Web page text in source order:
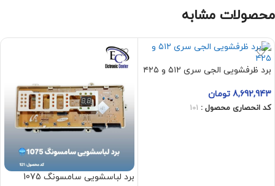
محصولات مشابه
برد ظرفشویی الجی سری ۵۱۲ و ۴۲۵
8,692,943 تومان
کد انحصاری محصول : 101
برد لباسشویی سامسونگ 1075